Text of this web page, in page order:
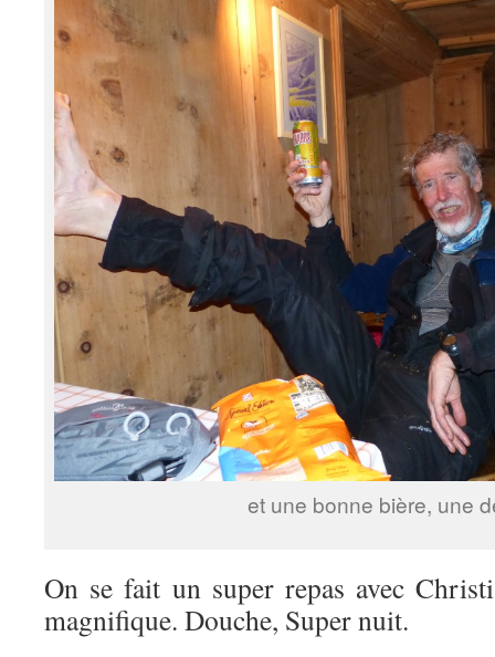
et une bonne bière, une
On se fait un super repas avec
magnifique. Douche, Super nuit.